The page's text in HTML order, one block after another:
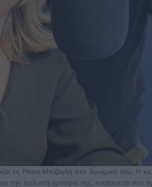
τη Ρίτσα Μπιζόγλη στο δυναμικό του. Η
την πολυετή εμπειρία της, εντάσσεται στο